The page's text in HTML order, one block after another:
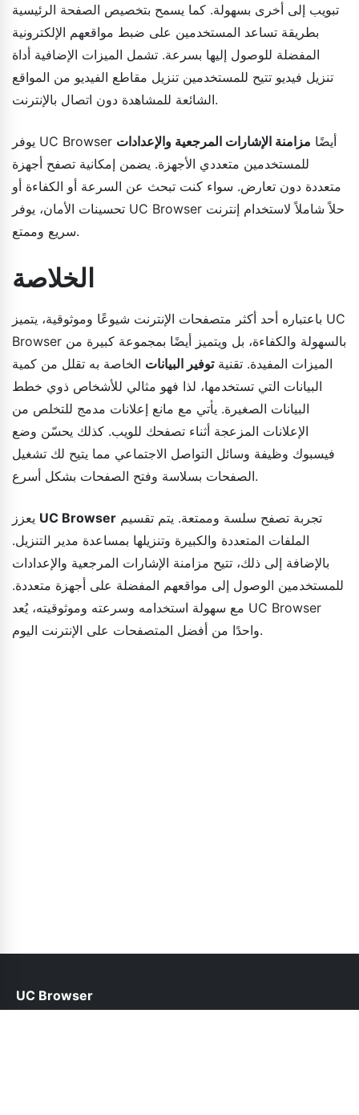
تبويب إلى أخرى بسهولة. كما يسمح بتخصيص الصفحة الرئيسية
بطريقة تساعد المستخدمين على ضبط مواقعهم الإلكترونية
المفضلة للوصول إليها بسرعة. تشمل الميزات الإضافية أداة
تنزيل فيديو تتيح للمستخدمين تنزيل مقاطع الفيديو من المواقع
الشائعة للمشاهدة دون اتصال بالإنترنت.
يوفر UC Browser أيضًا مزامنة الإشارات المرجعية والإعدادات
للمستخدمين متعددي الأجهزة. يضمن إمكانية تصفح أجهزة
متعددة دون تعارض. سواء كنت تبحث عن السرعة أو الكفاءة أو
تحسينات الأمان، يوفر UC Browser حلاً شاملاً لاستخدام إنترنت
سريع وممتع.
الخلاصة
باعتباره أحد أكثر متصفحات الإنترنت شيوعًا وموثوقية، يتميز UC
Browser بالسهولة والكفاءة، بل ويتميز أيضًا بمجموعة كبيرة من
الميزات المفيدة. تقنيةتوفير البيانات الخاصة به تقلل من كمية
البيانات التي تستخدمها، لذا فهو مثالي للأشخاص ذوي خطط
البيانات الصغيرة. يأتي مع مانع إعلانات مدمج للتخلص من
الإعلانات المزعجة أثناء تصفحك للويب. كذلك يحسّن وضع
فيسبوك وظيفة وسائل التواصل الاجتماعي مما يتيح لك تشغيل
الصفحات بسلاسة وفتح الصفحات بشكل أسرع.
UC Browser
الملفات المتعددة والكبيرة وتنزيلها بمساعدة مدير التنزيل.
بالإضافة إلى ذلك، تتيح مزامنة الإشارات المرجعية والإعدادات
للمستخدمين الوصول إلى مواقعهم المفضلة على أجهزة متعددة.
مع سهولة استخدامه وسرعته وموثوقيته، يُعد UC Browser
واحدًا من أفضل المتصفحات على الإنترنت اليوم.
UC Browser